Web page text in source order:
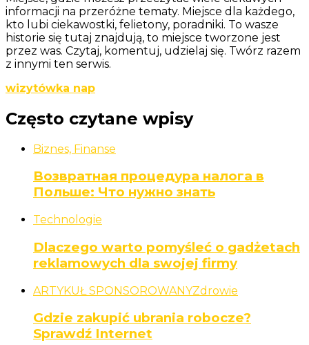
informacji na przeróżne tematy. Miejsce dla każdego,
kto lubi ciekawostki, felietony, poradniki. To wasze
historie się tutaj znajdują, to miejsce tworzone jest
przez was. Czytaj, komentuj, udzielaj się. Twórz razem
z innymi ten serwis.
wizytówka nap
Często czytane wpisy
Biznes, Finanse
Возвратная процедура налога в
Польше: Что нужно знать
Technologie
Dlaczego warto pomyśleć o gadżetach
reklamowych dla swojej firmy
ARTYKUŁ SPONSOROWANYZdrowie
Gdzie zakupić ubrania robocze?
Sprawdź Internet